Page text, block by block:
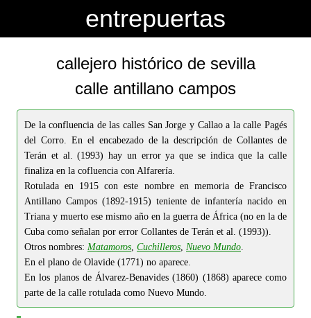
entrepuertas
callejero histórico de sevilla
calle antillano campos
De la confluencia de las calles San Jorge y Callao a la calle Pagés
del Corro. En el encabezado de la descripción de Collantes de
Terán et al. (1993) hay un error ya que se indica que la calle
finaliza en la cofluencia con Alfarería.
Rotulada en 1915 con este nombre en memoria de Francisco
Antillano Campos (1892-1915) teniente de infantería nacido en
Triana y muerto ese mismo año en la guerra de África (no en la de
Cuba como señalan por error Collantes de Terán et al. (1993)).
Otros nombres: Matamoros, Cuchilleros, Nuevo Mundo.
En el plano de Olavide (1771) no aparece.
En los planos de Álvarez-Benavides (1860) (1868) aparece como
parte de la calle rotulada como Nuevo Mundo.